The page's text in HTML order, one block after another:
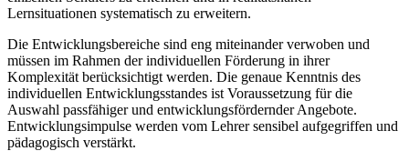
Lernsituationen systematisch zu erweitern.
Die Entwicklungsbereiche sind eng miteinander verwoben und
müssen im Rahmen der individuellen Förderung in ihrer
Komplexität berücksichtigt werden. Die genaue Kenntnis des
individuellen Entwicklungsstandes ist Voraussetzung für die
Auswahl passfähiger und entwicklungsfördernder Angebote.
Entwicklungsimpulse werden vom Lehrer sensibel aufgegriffen und
pädagogisch verstärkt.